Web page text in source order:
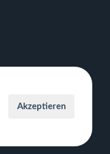
Akzeptieren